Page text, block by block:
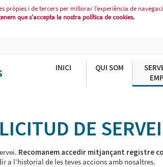
pròpies i de tercers per millorar l’experiència de
que s'accepta la nostra política de cookies.
INICI QUI SOM
DE SERVEI
Recomanem accedir mitjançant registre
a l’historial de les teves accions amb nosaltres.